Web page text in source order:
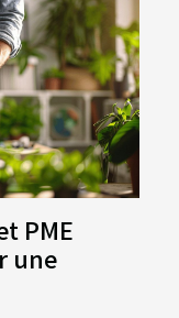
PME
une